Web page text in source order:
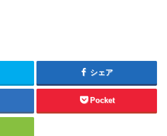
シェア
Pocket